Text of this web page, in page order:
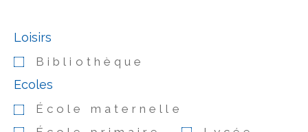
Loisirs
Bibliothèque
Ecoles
École maternelle